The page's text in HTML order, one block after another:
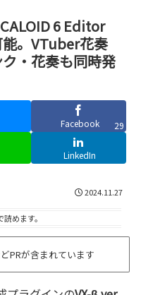
6 Editor
。VTuber花奏
・花奏も同時発
Facebook 29
LinkedIn
2024.11.27
読めます。
PRが含まれています